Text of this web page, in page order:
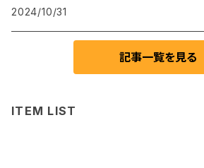
2024/10/31
記事一覧を見る
ITEM LIST